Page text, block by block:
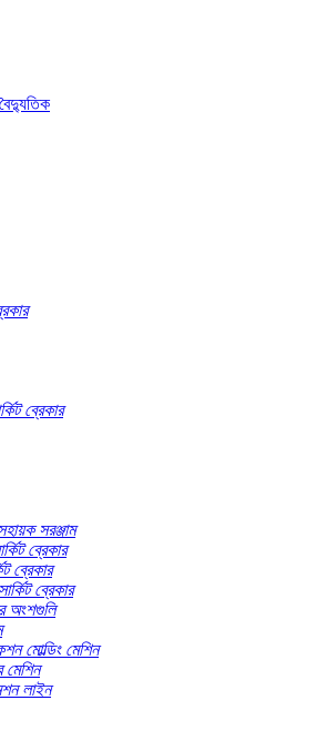
ব্রেকার
সরঞ্জাম
ব্রেকার
ব্রেকার
ব্রেকার
অংশগুলি
মোল্ডিং মেশিন
মেশিন
লাইন